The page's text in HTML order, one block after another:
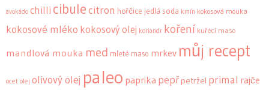
avokádo chilli cibulecitron hořčice jedlá soda kmín kokosová mouka
kokosové mléko kokosový olej koriandr koření kuřecí maso
mandlová mouka med mleté maso mrkev můj recept
ocet olej olivový olej paleo paprika pepř petržel primal rajče